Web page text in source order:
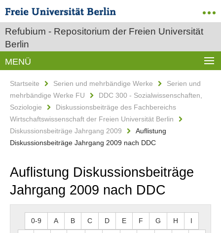
Refubium - Repositorium der Freien Universität
Berlin
MENÜ
Startseite Serien und mehrbändige Werke
Serien und
mehrbändige Werke FU
DDC 300 - Sozialwissenschaften,
Soziologie
Diskussionsbeiträge des Fachbereichs
Wirtschaftswissenschaft der Freien Universität Berlin
Diskussionsbeiträge Jahrgang 2009
Auflistung
Diskussionsbeiträge Jahrgang 2009 nach DDC
Auflistung Diskussionsbeiträge
Jahrgang 2009 nach DDC
0-9 A B C D E F G H I